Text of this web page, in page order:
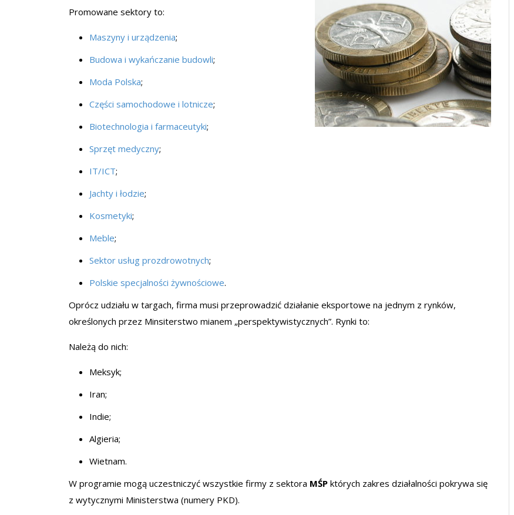
Promowane sektory to:
Maszyny i urządzenia;
Budowa i wykańczanie budowli;
Moda Polska;
Części samochodowe i lotnicze;
Biotechnologia i farmaceutyki;
Sprzęt medyczny;
IT/ICT;
Jachty i łodzie;
Kosmetyki;
Meble;
Sektor usług prozdrowotnych;
Polskie specjalności żywnościowe.
Oprócz udziału w targach, firma musi przeprowadzić działanie eksportowe na jednym z rynków,
określonych przez Minsiterstwo mianem „perspektywistycznych”. Rynki to:
Należą do nich:
Meksyk;
Iran;
Indie;
Algieria;
Wietnam.
W programie mogą uczestniczyć wszystkie firmy z sektora MŚP których zakres działalności pokrywa się
z wytycznymi Ministerstwa (numery PKD).